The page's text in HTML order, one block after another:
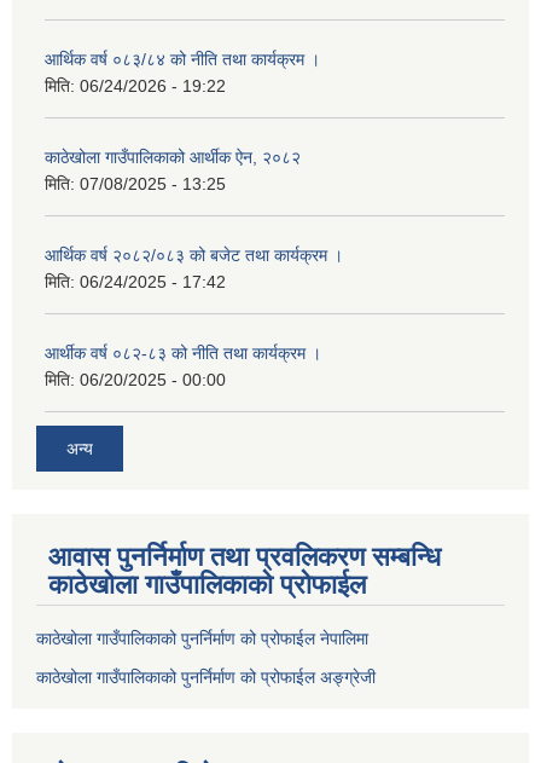
आर्थिक वर्ष ०८३/८४ को नीति तथा कार्यक्रम ।
मिति: 06/24/2026 - 19:22
काठेखोला गाउँपालिकाको आर्थीक ऐन, २०८२
मिति: 07/08/2025 - 13:25
आर्थिक वर्ष २०८२/०८३ को बजेट तथा कार्यक्रम ।
मिति: 06/24/2025 - 17:42
आर्थीक वर्ष ०८२-८३ को नीति तथा कार्यक्रम ।
मिति: 06/20/2025 - 00:00
अन्य
आवास पुनर्निर्माण तथा प्रवलिकरण सम्बन्धि
काठेखोला गाउँपालिकाको प्रोफाईल
काठेखोला गाउँपालिकाको पुनर्निर्माण को प्रोफाईल नेपालिमा
काठेखोला गाउँपालिकाको पुनर्निर्माण को प्रोफाईल अङ्ग्रेजी